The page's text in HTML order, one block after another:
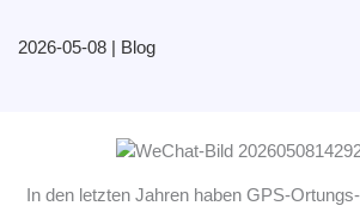
2026-05-08 Blog
In den letzten Jahren haben GPS-